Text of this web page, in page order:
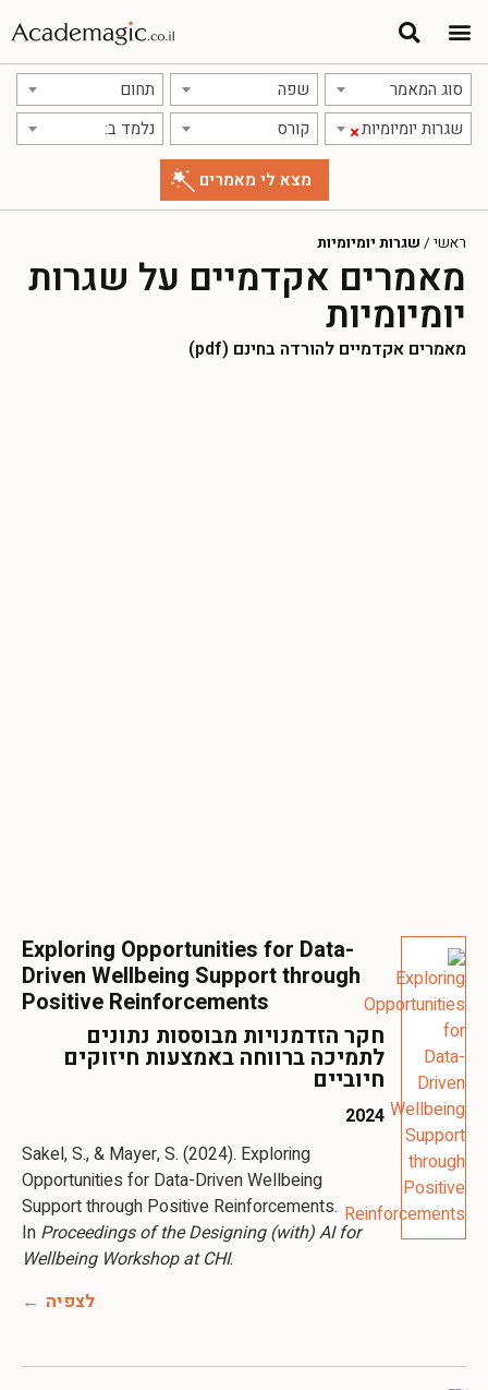
סוג המאמר שפה תחום
×שגרות יומיומיות קורס נלמד ב:
ראשי / שגרות יומיומיות
מאמרים אקדמיים על שגרות
יומיומיות
מאמרים אקדמיים להורדה בחינם (pdf)
Exploring Opportunities for Data-
Driven Wellbeing Support through
Positive Reinforcements
חקר הזדמנויות מבוססות נתונים
לתמיכה ברווחה באמצעות חיזוקים
חיוביים
2024
Sakel, S., & Mayer, S. (2024). Exploring
Opportunities for Data-Driven Wellbeing
Support through Positive Reinforcements.
In Proceedings of the Designing (with) AI for
Wellbeing Workshop at CHI.
לצפיה